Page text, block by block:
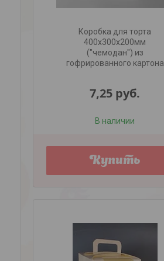
Коробка для торта
400х300х200мм
("чемодан") из
гофрированного картона
7,25 руб.
В наличии
Купить